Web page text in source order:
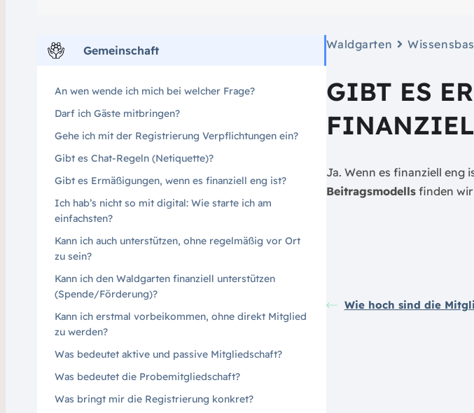
Gemeinschaft
An wen wende ich mich bei welcher Frage?
Darf ich Gäste mitbringen?
Gehe ich mit der Registrierung Verpflichtungen ein?
Gibt es Chat-Regeln (Netiquette)?
Gibt es Ermäßigungen, wenn es finanziell eng ist?
Ich hab’s nicht so mit digital: Wie starte ich am
einfachsten?
Kann ich auch unterstützen, ohne regelmäßig vor Ort
zu sein?
Kann ich den Waldgarten finanziell unterstützen
(Spende/Förderung)?
Kann ich erstmal vorbeikommen, ohne direkt Mitglied
zu werden?
Was bedeutet aktive und passive Mitgliedschaft?
Was bedeutet die Probemitgliedschaft?
Was bringt mir die Registrierung konkret?
Waldgarten
GIBT ES
Ja. Wenn es finanziell eng
Beitragsmodellsfinden wir
Wie hoch sind die